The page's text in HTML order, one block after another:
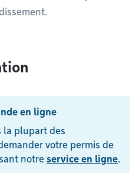
en ligne
la plupart des
votre permis de
notre service en ligne.